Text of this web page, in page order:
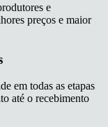
e
preços e maior
em todas as etapas
até o recebimento